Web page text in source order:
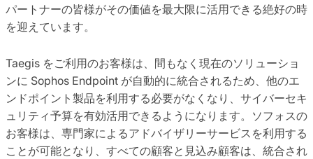
パートナーの皆様がその価値を最大限に活用できる絶好の時
を迎えています。
Taegis をご利用のお客様は、間もなく現在のソリューショ
ンに Sophos Endpoint が自動的に統合されるため、他のエ
ンドポイント製品を利用する必要がなくなり、サイバーセキ
ュリティ予算を有効活用できるようになります。ソフォスの
お客様は、専門家によるアドバイザリーサービスを利用する
ことが可能となり、すべての顧客と見込み顧客は、統合され